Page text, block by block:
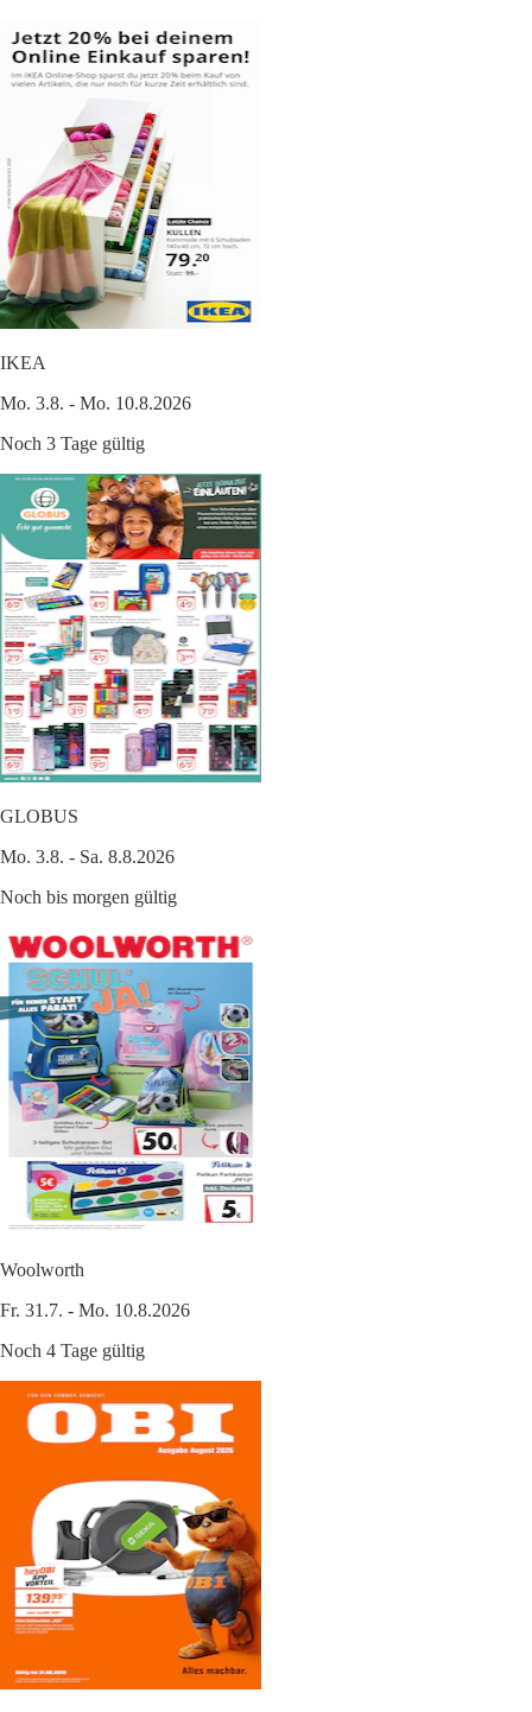
IKEA
Mo. 3.8. - Mo. 10.8.2026
Noch 3 Tage gültig
GLOBUS
Mo. 3.8. - Sa. 8.8.2026
Noch bis morgen gültig
Woolworth
Fr. 31.7. - Mo. 10.8.2026
Noch 4 Tage gültig